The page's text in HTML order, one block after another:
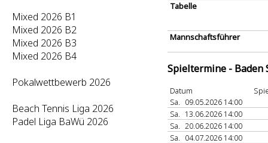
Mixed 2026 B1
Mixed 2026 B2
Mixed 2026 B3
Mixed 2026 B4
Pokalwettbewerb 2026
Beach Tennis Liga 2026
Padel Liga BaWü 2026
Tabelle
Mannschaftsführer
Spieltermine - Baden
Datum
Sa. 09.05.2026 14:00
Sa. 13.06.2026 14:00
Sa. 20.06.2026 14:00
Sa. 04.07.2026 14:00